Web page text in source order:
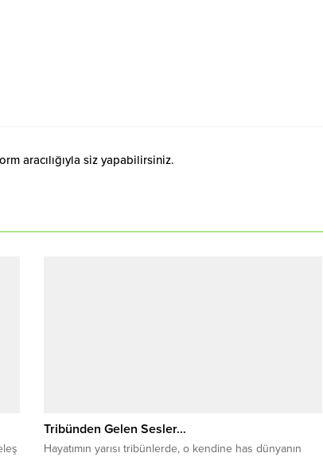
aracılığıyla siz yapabilirsiniz.
Tribünden Gelen Sesler…
Hayatımın yarısı tribünlerde, o kendine has dünyanın